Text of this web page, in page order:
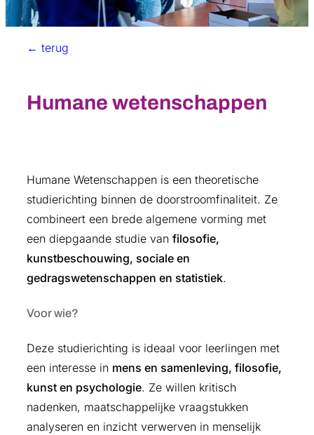
← terug
Humane wetenschappen
Humane Wetenschappen is een theoretische
studierichting binnen de doorstroomfinaliteit. Ze
combineert een brede algemene vorming met
een diepgaande studie van filosofie,
kunstbeschouwing, sociale en
gedragswetenschappen en statistiek.
Voor wie?
Deze studierichting is ideaal voor leerlingen met
een interesse in mens en samenleving, filosofie,
kunst en psychologie. Ze willen kritisch
nadenken, maatschappelijke vraagstukken
analyseren en inzicht verwerven in menselijk